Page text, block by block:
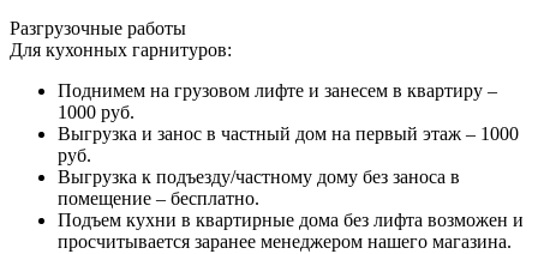
Разгрузочные работы
Для кухонных гарнитуров:
Поднимем на грузовом лифте и занесем в квартиру –
1000 руб.
Выгрузка и занос в частный дом на первый этаж – 1000
руб.
Выгрузка к подъезду/частному дому без заноса в
помещение – бесплатно.
Подъем кухни в квартирные дома без лифта возможен и
просчитывается заранее менеджером нашего магазина.